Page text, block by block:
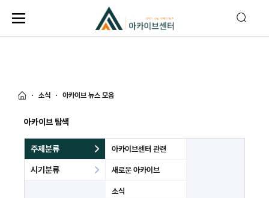
소식 아카이브 뉴스 모음
아카이브 탐색
주제분류 아카이브센터 관련
새로운 아카이브
소식
시기분류